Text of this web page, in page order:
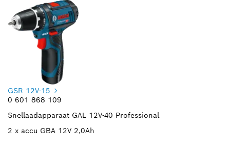
GSR 12V-15
0 601 868 109
Snellaadapparaat GAL 12V-40 Professional
2 x accu GBA 12V 2,0Ah